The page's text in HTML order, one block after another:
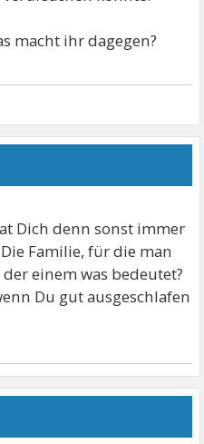
macht ihr dagegen?
Dich denn sonst immer
Familie, für die man
einem was bedeutet?
Du gut ausgeschlafen